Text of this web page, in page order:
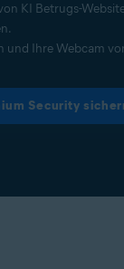
KI Betrugs-
und Ihre Webcam
Security